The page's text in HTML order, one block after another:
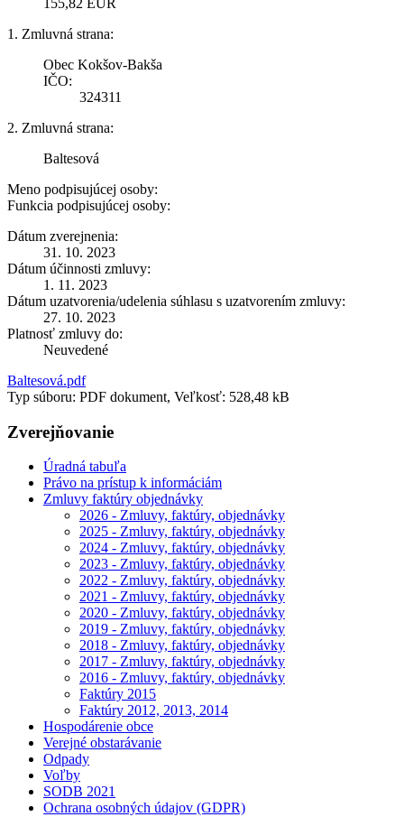
1. Zmluvná strana:
Obec Kokšov-Bakša
IČO:
324311
2. Zmluvná strana:
Baltesová
Meno podpisujúcej osoby:
Funkcia podpisujúcej osoby:
Dátum zverejnenia:
31. 10. 2023
Dátum účinnosti zmluvy:
1. 11. 2023
Dátum uzatvorenia/udelenia súhlasu s uzatvorením zmluvy:
27. 10. 2023
Platnosť zmluvy do:
Neuvedené
Baltesová.pdf
Typ súboru: PDF dokument, Veľkosť: 528,48 kB
Zverejňovanie
Úradná tabuľa
Právo na prístup k informáciám
Zmluvy faktúry objednávky
2026 - Zmluvy, faktúry, objednávky
2025 - Zmluvy, faktúry, objednávky
2024 - Zmluvy, faktúry, objednávky
2023 - Zmluvy, faktúry, objednávky
2022 - Zmluvy, faktúry, objednávky
2021 - Zmluvy, faktúry, objednávky
2020 - Zmluvy, faktúry, objednávky
2019 - Zmluvy, faktúry, objednávky
2018 - Zmluvy, faktúry, objednávky
2017 - Zmluvy, faktúry, objednávky
2016 - Zmluvy, faktúry, objednávky
Faktúry 2015
Faktúry 2012, 2013, 2014
Hospodárenie obce
Verejné obstarávanie
Odpady
Voľby
SODB 2021
Ochrana osobných údajov (GDPR)